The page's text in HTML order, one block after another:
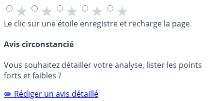
★ ★ ★ ★ ★
Le clic sur une étoile enregistre et recharge la page.
Avis circonstancié
Vous souhaitez détailler votre analyse, lister les points
forts et faibles ?
✏️ Rédiger un avis détaillé